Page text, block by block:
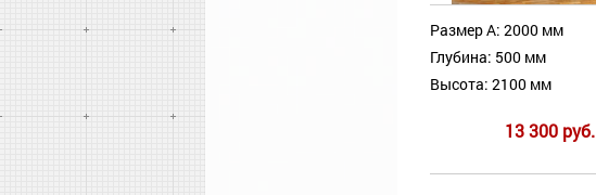
Размер А: 2000 мм
Глубина: 500 мм
Высота: 2100 мм
13 300 руб.